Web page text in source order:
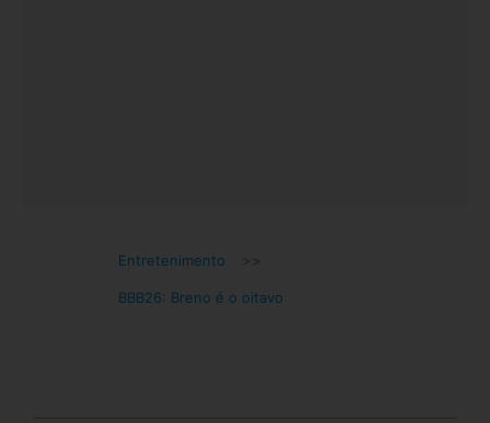
Entretenimento >>
BBB26: Breno é o oitavo